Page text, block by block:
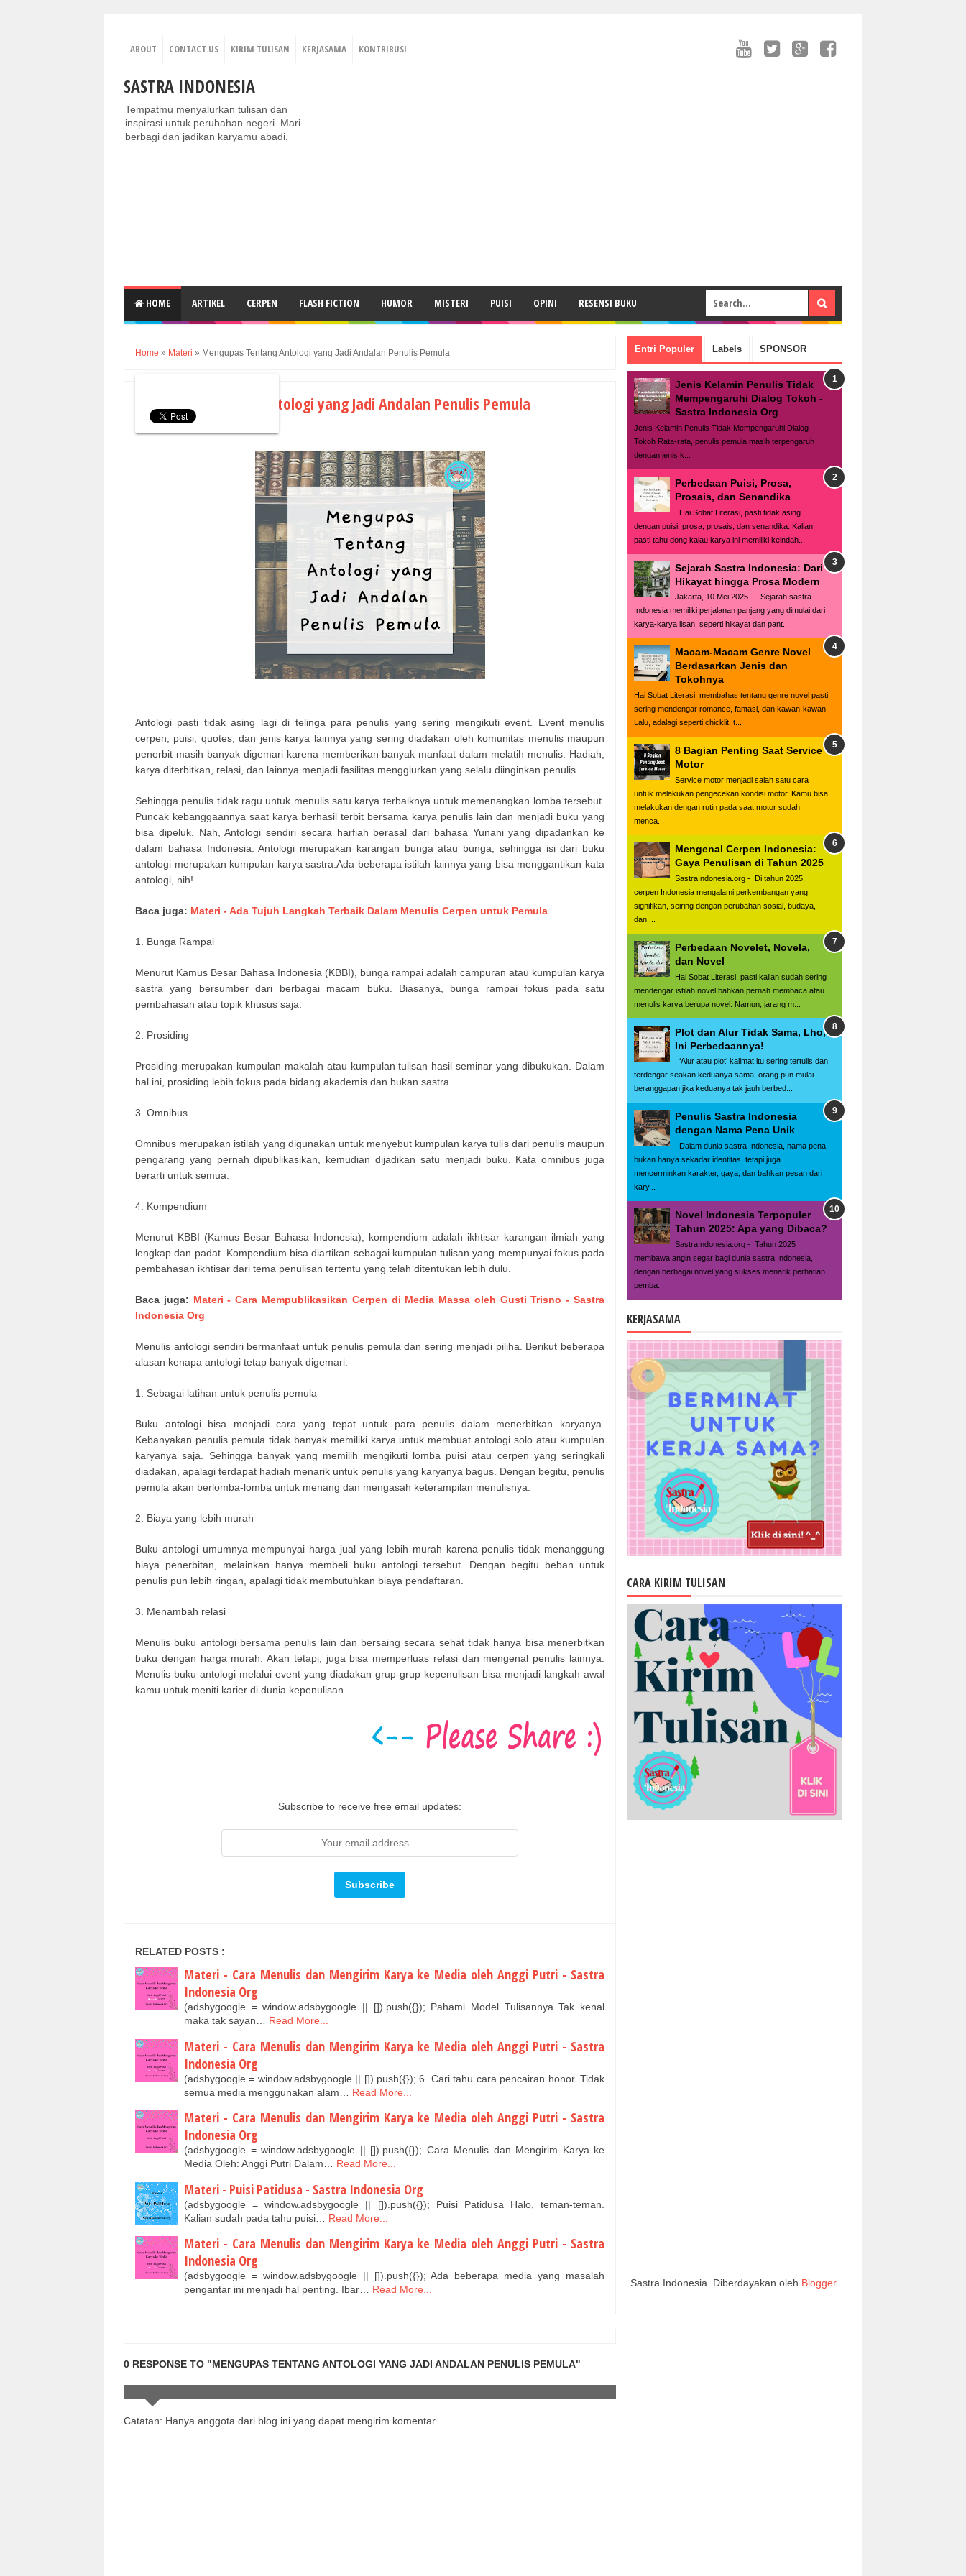
ABOUT CONTACT US KIRIM TULISAN KERJASAMA KONTRIBUSI
SASTRA INDONESIA
Tempatmu menyalurkan tulisan dan
inspirasi untuk perubahan negeri. Mari
berbagi dan jadikan karyamu abadi.
HOME ARTIKEL CERPEN FLASH FICTION HUMOR MISTERI PUISI OPINI RESENSI BUKU
Home » Materi » Mengupas Tentang Antologi yang Jadi Andalan Penulis Pemula
Mengupas Tentang Antologi yang Jadi Andalan Penulis Pemula
Antologi pasti tidak asing lagi di telinga para penulis yang sering mengikuti event. Event menulis
cerpen, puisi, quotes, dan jenis karya lainnya yang sering diadakan oleh komunitas menulis maupun
penerbit masih banyak digemari karena memberikan banyak manfaat dalam melatih menulis. Hadiah,
karya diterbitkan, relasi, dan lainnya menjadi fasilitas menggiurkan yang selalu diinginkan penulis.
Sehingga penulis tidak ragu untuk menulis satu karya terbaiknya untuk memenangkan lomba tersebut.
Puncak kebanggaannya saat karya berhasil terbit bersama karya penulis lain dan menjadi buku yang
bisa dipeluk. Nah, Antologi sendiri secara harfiah berasal dari bahasa Yunani yang dipadankan ke
dalam bahasa Indonesia. Antologi merupakan karangan bunga atau bunga, sehingga isi dari buku
antologi merupakan kumpulan karya sastra.Ada beberapa istilah lainnya yang bisa menggantikan kata
antologi, nih!
Baca juga: Materi - Ada Tujuh Langkah Terbaik Dalam Menulis Cerpen untuk Pemula
1. Bunga Rampai
Menurut Kamus Besar Bahasa Indonesia (KBBI), bunga rampai adalah campuran atau kumpulan karya
sastra yang bersumber dari berbagai macam buku. Biasanya, bunga rampai fokus pada satu
pembahasan atau topik khusus saja.
2. Prosiding
Prosiding merupakan kumpulan makalah atau kumpulan tulisan hasil seminar yang dibukukan. Dalam
hal ini, prosiding lebih fokus pada bidang akademis dan bukan sastra.
3. Omnibus
Omnibus merupakan istilah yang digunakan untuk menyebut kumpulan karya tulis dari penulis maupun
pengarang yang pernah dipublikasikan, kemudian dijadikan satu menjadi buku. Kata omnibus juga
berarti untuk semua.
4. Kompendium
Menurut KBBI (Kamus Besar Bahasa Indonesia), kompendium adalah ikhtisar karangan ilmiah yang
lengkap dan padat. Kompendium bisa diartikan sebagai kumpulan tulisan yang mempunyai fokus pada
pembahasan ikhtisar dari tema penulisan tertentu yang telah ditentukan lebih dulu.
Baca juga: Materi - Cara Mempublikasikan Cerpen di Media Massa oleh Gusti Trisno - Sastra
Indonesia Org
Menulis antologi sendiri bermanfaat untuk penulis pemula dan sering menjadi piliha. Berikut beberapa
alasan kenapa antologi tetap banyak digemari:
1. Sebagai latihan untuk penulis pemula
Buku antologi bisa menjadi cara yang tepat untuk para penulis dalam menerbitkan karyanya.
Kebanyakan penulis pemula tidak banyak memiliki karya untuk membuat antologi solo atau kumpulan
karyanya saja. Sehingga banyak yang memilih mengikuti lomba puisi atau cerpen yang seringkali
diadakan, apalagi terdapat hadiah menarik untuk penulis yang karyanya bagus. Dengan begitu, penulis
pemula akan berlomba-lomba untuk menang dan mengasah keterampilan menulisnya.
2. Biaya yang lebih murah
Buku antologi umumnya mempunyai harga jual yang lebih murah karena penulis tidak menanggung
biaya penerbitan, melainkan hanya membeli buku antologi tersebut. Dengan begitu beban untuk
penulis pun lebih ringan, apalagi tidak membutuhkan biaya pendaftaran.
3. Menambah relasi
Menulis buku antologi bersama penulis lain dan bersaing secara sehat tidak hanya bisa menerbitkan
buku dengan harga murah. Akan tetapi, juga bisa memperluas relasi dan mengenal penulis lainnya.
Menulis buku antologi melalui event yang diadakan grup-grup kepenulisan bisa menjadi langkah awal
kamu untuk meniti karier di dunia kepenulisan.
Subscribe to receive free email updates:
RELATED POSTS :
Materi - Cara Menulis dan Mengirim Karya ke Media oleh Anggi Putri - Sastra
Indonesia Org
(adsbygoogle = window.adsbygoogle || []).push({}); Pahami Model Tulisannya Tak kenal
maka tak sayan…
Read More...
Materi - Cara Menulis dan Mengirim Karya ke Media oleh Anggi Putri - Sastra
Indonesia Org
(adsbygoogle = window.adsbygoogle || []).push({}); 6. Cari tahu cara pencairan honor. Tidak
semua media menggunakan alam…
Read More...
Materi - Cara Menulis dan Mengirim Karya ke Media oleh Anggi Putri - Sastra
Indonesia Org
(adsbygoogle = window.adsbygoogle || []).push({}); Cara Menulis dan Mengirim Karya ke
Media Oleh: Anggi Putri Dalam…
Read More...
Materi - Puisi Patidusa - Sastra Indonesia Org
(adsbygoogle = window.adsbygoogle || []).push({}); Puisi Patidusa Halo, teman-teman.
Kalian sudah pada tahu puisi…
Read More...
Materi - Cara Menulis dan Mengirim Karya ke Media oleh Anggi Putri - Sastra
Indonesia Org
(adsbygoogle = window.adsbygoogle || []).push({}); Ada beberapa media yang masalah
pengantar ini menjadi hal penting. Ibar…
Read More...
0 RESPONSE TO "MENGUPAS TENTANG ANTOLOGI YANG JADI ANDALAN PENULIS PEMULA"
Catatan: Hanya anggota dari blog ini yang dapat mengirim komentar.
Entri Populer Labels SPONSOR
Jenis Kelamin Penulis Tidak
Mempengaruhi Dialog Tokoh -
Sastra Indonesia Org
Jenis Kelamin Penulis Tidak Mempengaruhi Dialog
Tokoh Rata-rata, penulis pemula masih terpengaruh
dengan jenis k...
Perbedaan Puisi, Prosa,
Prosais, dan Senandika
Hai Sobat Literasi, pasti tidak asing
dengan puisi, prosa, prosais, dan senandika. Kalian
pasti tahu dong kalau karya ini memiliki keindah...
Sejarah Sastra Indonesia: Dari
Hikayat hingga Prosa Modern
Jakarta, 10 Mei 2025 — Sejarah sastra
Indonesia memiliki perjalanan panjang yang dimulai dari
karya-karya lisan, seperti hikayat dan pant...
Macam-Macam Genre Novel
Berdasarkan Jenis dan
Tokohnya
Hai Sobat Literasi, membahas tentang genre novel pasti
sering mendengar romance, fantasi, dan kawan-kawan.
Lalu, adalagi seperti chicklit, t...
8 Bagian Penting Saat Service
Motor
Service motor menjadi salah satu cara
untuk melakukan pengecekan kondisi motor. Kamu bisa
melakukan dengan rutin pada saat motor sudah
menca...
Mengenal Cerpen Indonesia:
Gaya Penulisan di Tahun 2025
SastraIndonesia.org - Di tahun 2025,
cerpen Indonesia mengalami perkembangan yang
signifikan, seiring dengan perubahan sosial, budaya,
dan ...
Perbedaan Novelet, Novela,
dan Novel
Hai Sobat Literasi, pasti kalian sudah sering
mendengar istilah novel bahkan pernah membaca atau
menulis karya berupa novel. Namun, jarang m...
Plot dan Alur Tidak Sama, Lho,
Ini Perbedaannya!
‘Alur atau plot’ kalimat itu sering tertulis dan
terdengar seakan keduanya sama, orang pun mulai
beranggapan jika keduanya tak jauh berbed...
Penulis Sastra Indonesia
dengan Nama Pena Unik
Dalam dunia sastra Indonesia, nama pena
bukan hanya sekadar identitas, tetapi juga
mencerminkan karakter, gaya, dan bahkan pesan dari
kary...
Novel Indonesia Terpopuler
Tahun 2025: Apa yang Dibaca?
SastraIndonesia.org - Tahun 2025
membawa angin segar bagi dunia sastra Indonesia,
dengan berbagai novel yang sukses menarik perhatian
pemba...
KERJASAMA
CARA KIRIM TULISAN
Sastra Indonesia. Diberdayakan oleh Blogger.